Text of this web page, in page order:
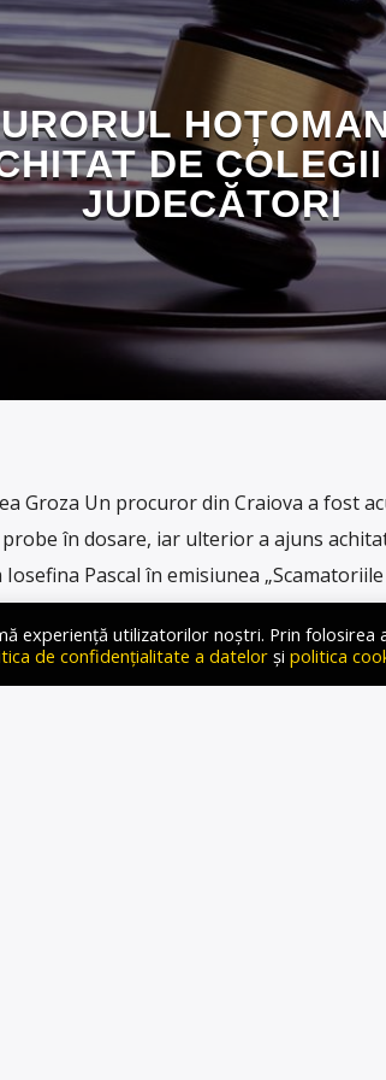
DE
JUDECĂTORI
Groza Un procuror din Craiova a fost
în dosare, iar ulterior a ajuns
Pascal în emisiunea
Flavius Cristea, un procuror din
experiență utilizatorilor noștri. Prin folosirea
de confidențialitate a datelor și politica